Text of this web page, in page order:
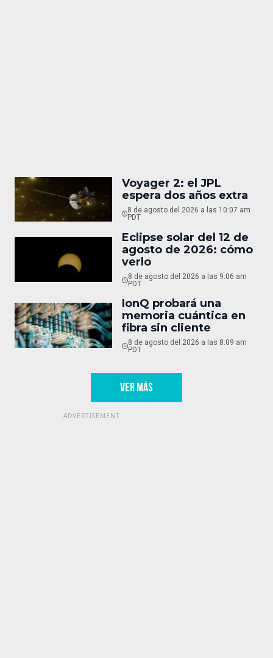
Voyager 2: el JPL
espera dos años extra
8 de agosto del 2026 a las 10:07 am
PDT
Eclipse solar del 12 de
agosto de 2026: cómo
verlo
8 de agosto del 2026 a las 9:06 am
PDT
IonQ probará una
memoria cuántica en
fibra sin cliente
8 de agosto del 2026 a las 8:09 am
PDT
VER MÁS